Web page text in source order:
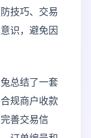
技巧、交易
识，避免因
总结了一套
规商户收款
善交易信